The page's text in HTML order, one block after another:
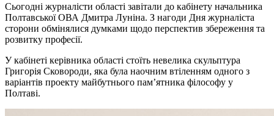
Сьогодні журналісти області завітали до кабінету начальника
Полтавської ОВА Дмитра Луніна. З нагоди Дня журналіста
сторони обмінялися думками щодо перспектив збереження та
розвитку професії.
У кабінеті керівника області стоїть невелика скульптура
Григорія Сковороди, яка була наочним втіленням одного з
варіантів проекту майбутнього пам’ятника філософу у
Полтаві.